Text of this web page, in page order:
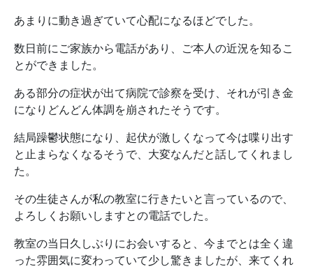
あまりに動き過ぎていて心配になるほどでした。
数日前にご家族から電話があり、ご本人の近況を知るこ
とができました。
ある部分の症状が出て病院で診察を受け、それが引き金
になりどんどん体調を崩されたそうです。
結局躁鬱状態になり、起伏が激しくなって今は喋り出す
と止まらなくなるそうで、大変なんだと話してくれまし
た。
その生徒さんが私の教室に行きたいと言っているので、
よろしくお願いしますとの電話でした。
教室の当日久しぶりにお会いすると、今までとは全く違
った雰囲気に変わっていて少し驚きましたが、来てくれ